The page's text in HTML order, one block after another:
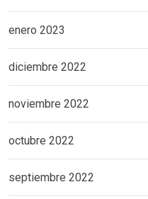
enero 2023
diciembre 2022
noviembre 2022
octubre 2022
septiembre 2022